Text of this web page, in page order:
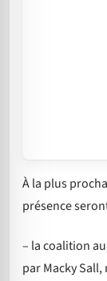
À la plus
présence
– la coalition
par Macky